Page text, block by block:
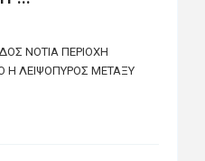
ΝΟΤΙΑ ΠΕΡΙΟΧΗ
Η ΛΕΙΨΟΠΥΡΟΣ ΜΕΤΑΞΥ